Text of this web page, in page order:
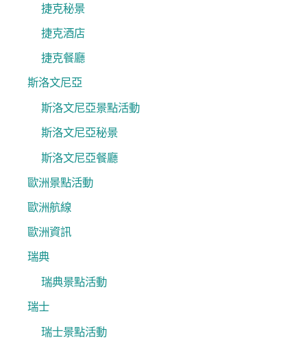
捷克秘景
捷克酒店
捷克餐廳
斯洛文尼亞
斯洛文尼亞景點活動
斯洛文尼亞秘景
斯洛文尼亞餐廳
歐洲景點活動
歐洲航線
歐洲資訊
瑞典
瑞典景點活動
瑞士
瑞士景點活動